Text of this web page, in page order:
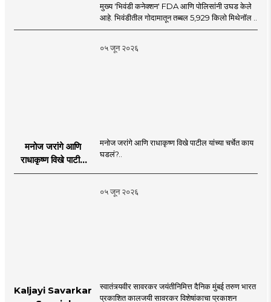
मुख्य 'भिवंडी कनेक्शन' FDA आणि पोलिसांनी उघड केले
आहे. भिवंडीतील गोदामातून तब्बल 5,929 किलो मिथेनॉल ..
०५ जून २०२६
मनोज जरांगे आणि
राधाकृष्ण विखे पाटील
यांच्या चर्चेत काय घडलं?
मनोज जरांगे आणि राधाकृष्ण विखे पाटील यांच्या चर्चेत काय
घडलं?..
०५ जून २०२६
Kaljayi Savarkar
स्वातंत्र्यवीर सावरकर जयंतीनिमित्त दैनिक मुंबई तरुण भारत
प्रकाशित कालजयी सावरकर विशेषांकाचा प्रकाशन